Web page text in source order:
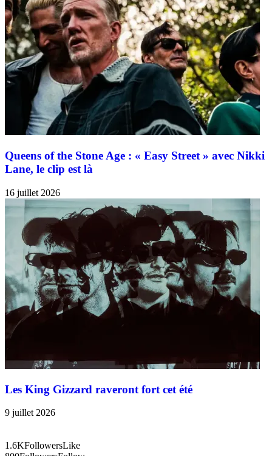
Queens of the Stone Age : « Easy Street » avec Nikki
Lane, le clip est là
16 juillet 2026
Les King Gizzard raveront fort cet été
9 juillet 2026
1.6KFollowersLike